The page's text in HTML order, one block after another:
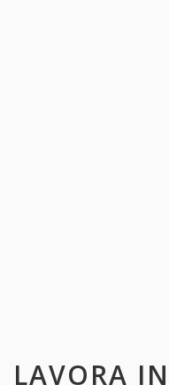
LAVORA IN